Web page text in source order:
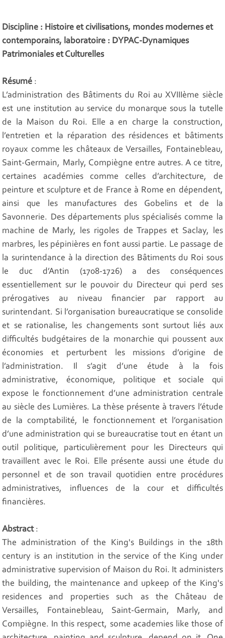
Discipline : Histoire et civilisations, mondes modernes et
contemporains, laboratoire : DYPAC-Dynamiques
Patrimoniales et Culturelles
Résumé :
L’administration des Bâtiments du Roi au XVIIIème siècle
est une institution au service du monarque sous la tutelle
de la Maison du Roi. Elle a en charge la construction,
l’entretien et la réparation des résidences et bâtiments
royaux comme les châteaux de Versailles, Fontainebleau,
Saint-Germain, Marly, Compiègne entre autres. A ce titre,
certaines académies comme celles d’architecture, de
peinture et sculpture et de France à Rome en dépendent,
ainsi que les manufactures des Gobelins et de la
Savonnerie. Des départements plus spécialisés comme la
machine de Marly, les rigoles de Trappes et Saclay, les
marbres, les pépinières en font aussi partie. Le passage de
la surintendance à la direction des Bâtiments du Roi sous
le duc d’Antin (1708-1726) a des conséquences
essentiellement sur le pouvoir du Directeur qui perd ses
prérogatives au niveau financier par rapport au
surintendant. Si l’organisation bureaucratique se consolide
et se rationalise, les changements sont surtout liés aux
difficultés budgétaires de la monarchie qui poussent aux
économies et perturbent les missions d’origine de
l’administration. Il s’agit d’une étude à la fois
administrative, économique, politique et sociale qui
expose le fonctionnement d’une administration centrale
au siècle des Lumières. La thèse présente à travers l’étude
de la comptabilité, le fonctionnement et l’organisation
d’une administration qui se bureaucratise tout en étant un
outil politique, particulièrement pour les Directeurs qui
travaillent avec le Roi. Elle présente aussi une étude du
personnel et de son travail quotidien entre procédures
administratives, influences de la cour et difficultés
financières.
Abstract:
The administration of the King's Buildings in the 18th
century is an institution in the service of the King under
administrative supervision of Maison du Roi. It administers
the building, the maintenance and upkeep of the King's
residences and properties such as the Château de
Versailles, Fontainebleau, Saint-Germain, Marly, and
Compiègne. In this respect, some academies like those of